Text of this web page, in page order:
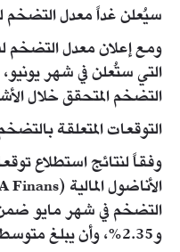
سيُعلن غداً معدل التضخم
ومع إعلان معدل التضخم
التي ستُعلن في شهر
التضخم المتحقق خلال
التوقعات المتعلقة
وفقاً لنتائج استطلاع
و2.35%، وأن يبلغ متوسط الزيادة 1.65%.